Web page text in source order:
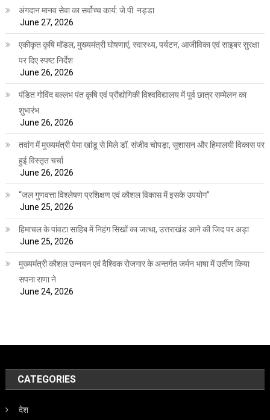
अंगदान मानव सेवा का सर्वोच्च कार्य: जे.पी. नड्डा
June 27, 2026
एकीकृत कृषि मॉडल, मुख्यमंत्री घोषणाएं, स्वास्थ्य, पर्यटन, आजीविका एवं साइबर सुरक्षा
पर दिए स्पष्ट निर्देश
June 26, 2026
पंडित गोविंद बल्लभ पंत कृषि एवं प्रौद्योगिकी विश्वविद्यालय में पूर्व छात्र सम्मेलन का
शुभारंभ
June 26, 2026
तवांग में मुख्यमंत्री पेमा खांडू से मिले डॉ. संजीव चोपड़ा, सुशासन और हिमालयी विकास पर
हुई विस्तृत चर्चा
June 26, 2026
“जल गुणवत्ता विश्लेषण प्रशिक्षण एवं कौशल विकास में इसके उपयोग”
June 25, 2026
हिमाचल के पांवटा साहिब में निहंग सिखों का जत्था, उत्तराखंड आने की जिद पर अड़ा
June 25, 2026
मुख्यमंत्री कौशल उन्नयन एवं वैश्विक रोजगार के अन्तर्गत जर्मन भाषा में उर्तीण किया
सपना राणा ने
June 24, 2026
CATEGORIES
देश